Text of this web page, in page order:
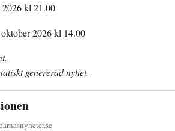
2026 kl 21.00
oktober 2026 kl 14.00
genererad nyhet.